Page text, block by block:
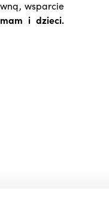
wsparcie
i dzieci.